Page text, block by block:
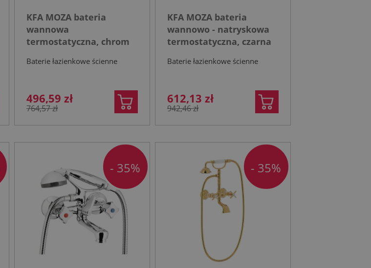
KFA MOZA bateria
wannowa
termostatyczna, chrom
Baterie łazienkowe ścienne
496,59 zł
764,57 zł
KFA MOZA bateria
wannowo - natryskowa
termostatyczna, czarna
Baterie łazienkowe ścienne
612,13 zł
942,46 zł
- 35% - 35%